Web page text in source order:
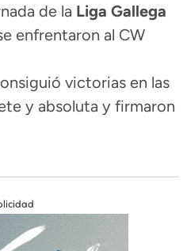
de la Liga Gallega
enfrentaron al CW
victorias en las
y absoluta y firmaron